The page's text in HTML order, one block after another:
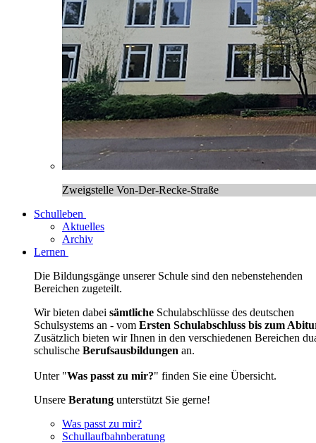
Zweigstelle Von-Der-Recke-Straße
Schulleben
Aktuelles
Archiv
Lernen
Die Bildungsgänge unserer Schule sind den nebenstehenden
Bereichen zugeteilt.
Wir bieten dabei sämtliche Schulabschlüsse des deutschen
Schulsystems an - vom Ersten Schulabschluss bis zum
Zusätzlich bieten wir Ihnen in den verschiedenen Bereichen
schulische Berufsausbildungen an.
Unter "Was passt zu mir?" finden Sie eine Übersicht.
Unsere Beratung unterstützt Sie gerne!
Was passt zu mir?
Schullaufbahnberatung